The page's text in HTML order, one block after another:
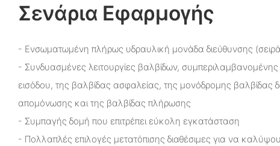
Σενάρια Εφαρμογής
- Ενσωματωμένη πλήρως υδραυλική μονάδα διεύθυνσης
- Συνδυασμένες λειτουργίες βαλβίδων,
εισόδου, της βαλβίδας ασφαλείας, της μονόδρομης βαλβίδας
απομόνωσης και της βαλβίδας πλήρωσης
- Συμπαγής δομή που επιτρέπει εύκολη εγκατάσταση
- Πολλαπλές επιλογές μετατόπισης διαθέσιμες για να